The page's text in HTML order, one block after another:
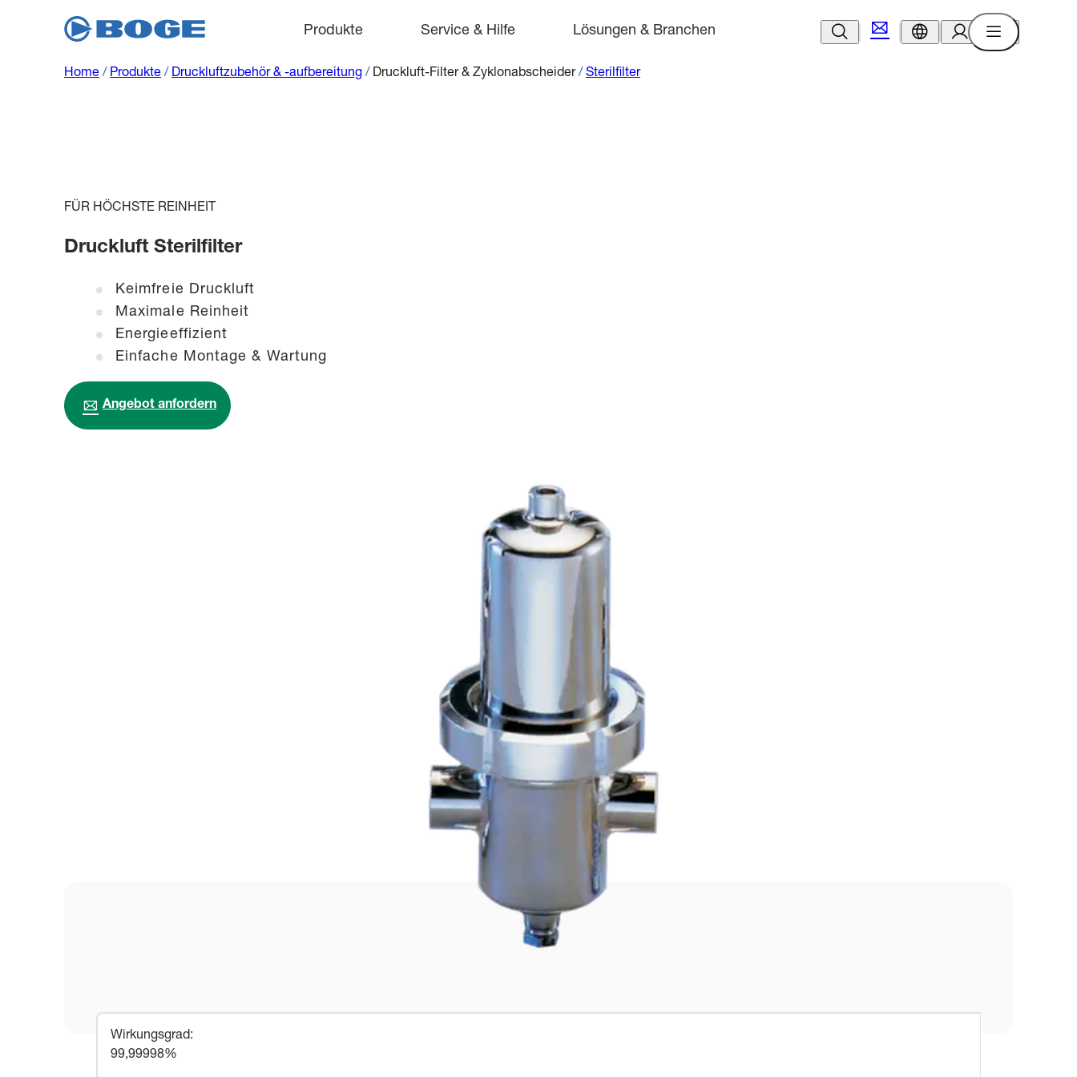
Produkte Service & Hilfe Lösungen & Branchen
Home / Produkte / Druckluftzubehör & -aufbereitung / Druckluft-Filter & Zyklonabscheider / Sterilfilter
FÜR HÖCHSTE REINHEIT
Druckluft Sterilfilter
Keimfreie Druckluft
Maximale Reinheit
Energieeffizient
Einfache Montage & Wartung
Angebot anfordern
Wirkungsgrad:
99,99998%